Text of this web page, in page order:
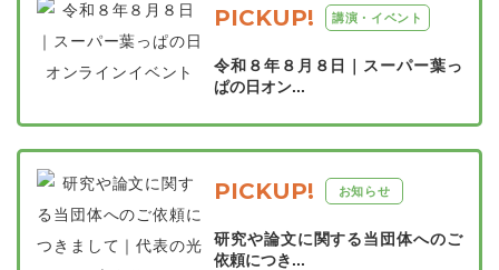
PICKUP! 講演・イベント
令和８年８月８日｜スーパー葉っ
ぱの日オン...
PICKUP! お知らせ
研究や論文に関する当団体へのご
依頼につき...